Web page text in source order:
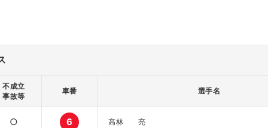
不成立
事故等
車番 選手名
○ 6 高林 亮